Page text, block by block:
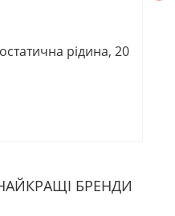
рідина, 20
БРЕНДИ